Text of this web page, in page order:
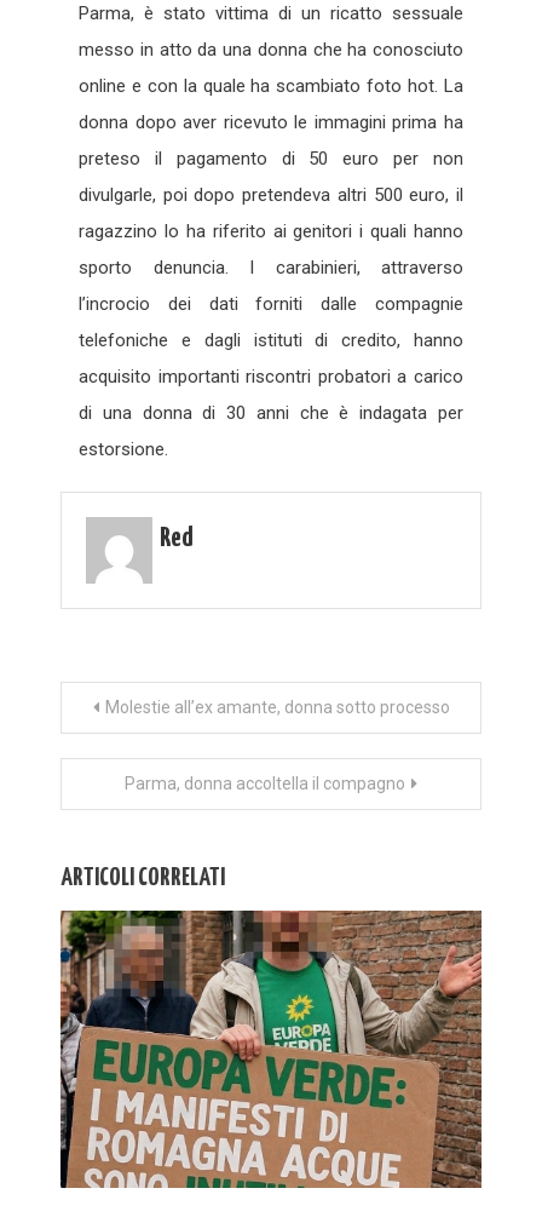
Parma, è stato vittima di un ricatto sessuale
messo in atto da una donna che ha conosciuto
online e con la quale ha scambiato foto hot. La
donna dopo aver ricevuto le immagini prima ha
preteso il pagamento di 50 euro per non
divulgarle, poi dopo pretendeva altri 500 euro, il
ragazzino lo ha riferito ai genitori i quali hanno
sporto denuncia. I carabinieri, attraverso
l’incrocio dei dati forniti dalle compagnie
telefoniche e dagli istituti di credito, hanno
acquisito importanti riscontri probatori a carico
di una donna di 30 anni che è indagata per
estorsione.
Red
Navigazione
articoli
Molestie all’ex amante, donna sotto processo
Parma, donna accoltella il compagno
ARTICOLI CORRELATI